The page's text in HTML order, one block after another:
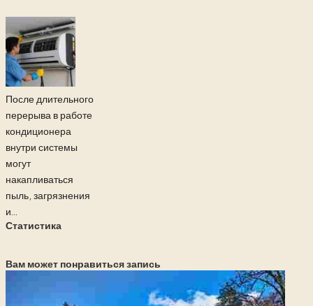
После длительного
перерыва в работе
кондиционера
внутри системы
могут
накапливаться
пыль, загрязнения
и...
Статистика
Вам может понравиться запись